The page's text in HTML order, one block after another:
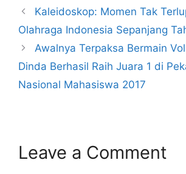
Kaleidoskop: Momen Tak
Olahraga Indonesia Sepanjang
Awalnya Terpaksa Bermain
Dinda Berhasil Raih Juara 1 di
Nasional Mahasiswa 2017
Leave a Comment